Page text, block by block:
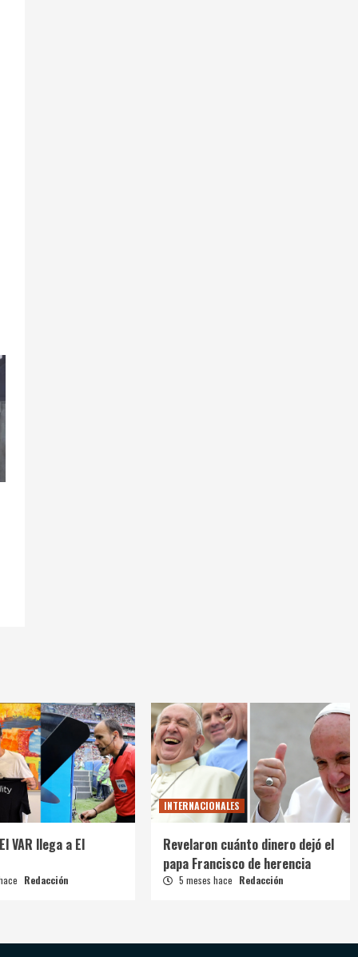
VAR llega a El
Redacción
INTERNACIONALES
Revelaron cuánto dinero dejó el
papa Francisco de herencia
5 meses hace Redacción